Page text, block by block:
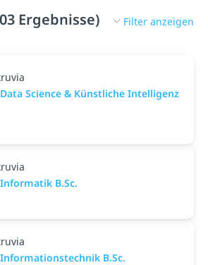
Ergebnisse) Filter anzeigen
Science & Künstliche Intelligenz
B.Sc.
B.Sc.